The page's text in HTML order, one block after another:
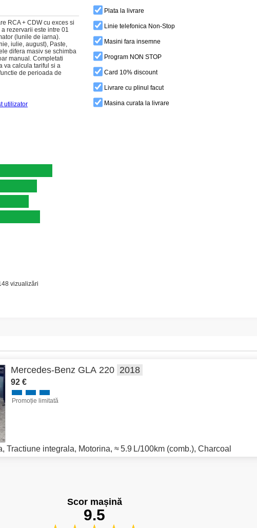
RCA + CDW cu exces si
rezervarii este intre 01
(lunile de iarna).
iulie, august), Paste,
difera masiv se schimba
manual. Completati
va calcula tariful si a
de perioada de
utilizator
vizualizări
Plata la livrare
Linie telefonica Non-Stop
Masini fara insemne
Program NON STOP
Card 10% discount
Livrare cu plinul facut
Masina curata la livrare
Mercedes-Benz GLA 220 2018
92 €
Promoție limitată
, Tractiune integrala, Motorina, ≈ 5.9 L/100km (comb.), Charcoal
Scor mașină
9.5